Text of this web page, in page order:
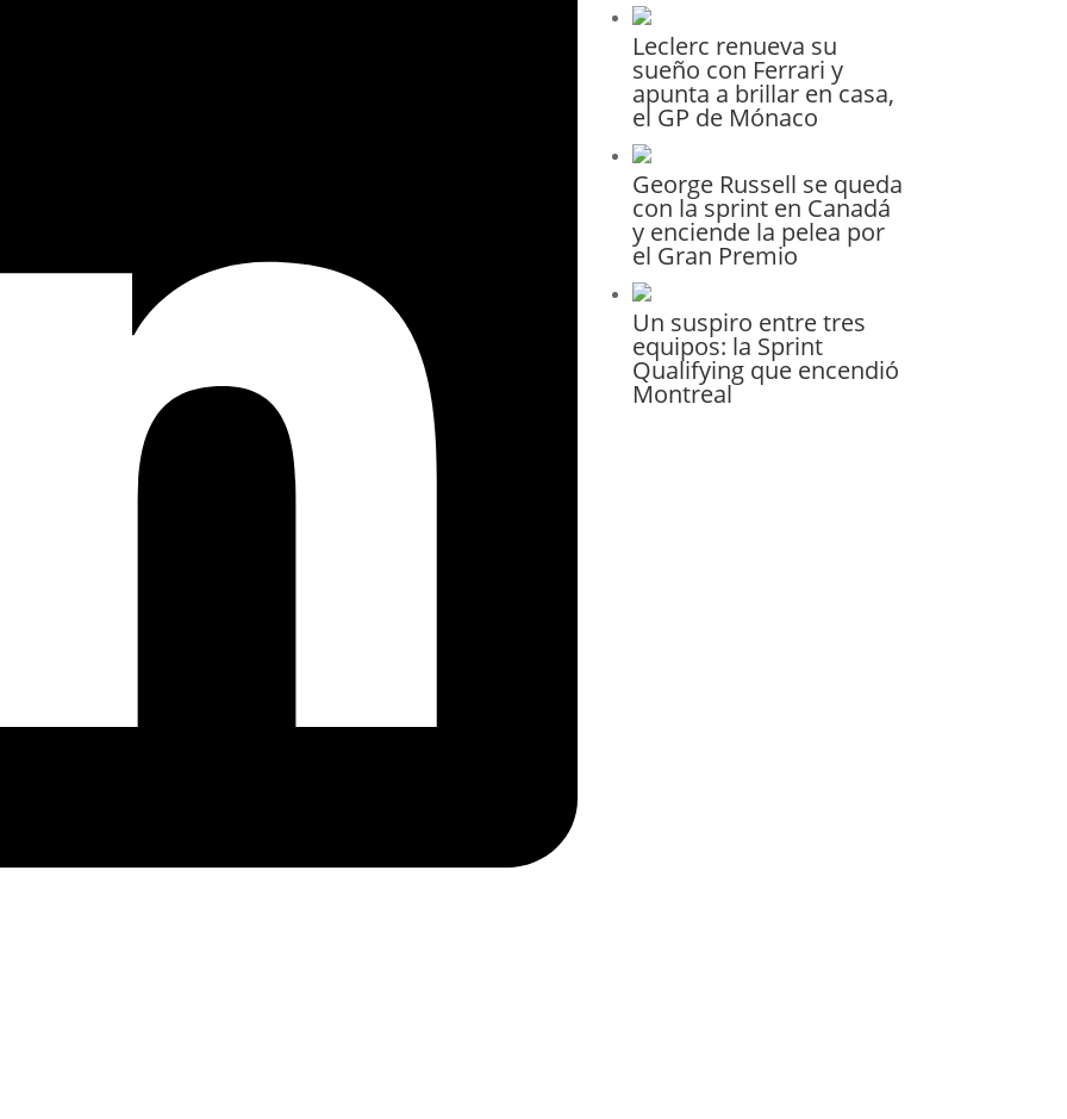
Leclerc renueva su
sueño con Ferrari y
apunta a brillar en casa,
el GP de Mónaco
George Russell se queda
con la sprint en Canadá
y enciende la pelea por
el Gran Premio
Un suspiro entre tres
equipos: la Sprint
Qualifying que encendió
Montreal